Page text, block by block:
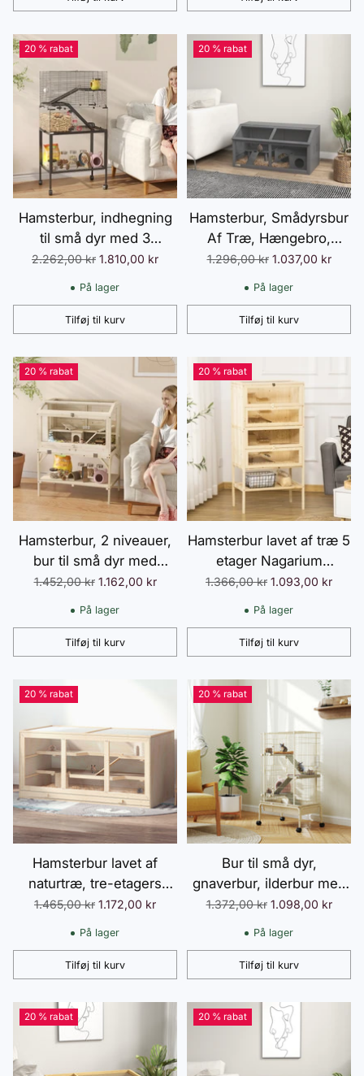
48,5 x 80 cm sort
Antal Antal
20 % rabat
Hamsterbur, indhegning
til små dyr med 3
niveauer, løbehjul, bur,
platforme, ramper,
tilbehør, stål, plastik, sort
Normalpris
2.262,00 kr 1.810,00 kr
På lager
Tilføj til kurv
Antal
20 % rabat
Hamsterbur, Smådyrsbur
Af Træ, Hængebro,
Stiger, Hytte, 84 x 45 x
44 cm, Til
Normalpris
1.296,00 kr 1.037,00 kr
På lager
Tilføj til kurv
Antal
20 % rabat
Hamsterbur, 2 niveauer,
bur til små dyr med
opbevaringsrum, tilbehør,
84 x 53 x 110 cm,
Normalpris
1.452,00 kr 1.162,00 kr
På lager
Tilføj til kurv
Antal
20 % rabat
Hamsterbur lavet af træ 5
etager Nagarium
gnaverbur smådyrsbur
med gitter tagramper,
til hamstere
x 120 cm naturligt træ
Normalpris
1.366,00 kr 1.093,00 kr
På lager
Tilføj til kurv
Antal
20 % rabat
Hamsterbur lavet af
naturtræ, tre-etagers
gnaverbur med trapper,
PVC, 115x57x55cm
Normalpris
1.465,00 kr 1.172,00 kr
På lager
Tilføj til kurv
Antal
20 % rabat
Bur til små dyr,
gnaverbur, ilderbur med
3 ramper, musebur med
udtrækkelig bakke,
med tilbehør til chinchilla,
beige
Normalpris
1.372,00 kr 1.098,00 kr
På lager
Tilføj til kurv
Antal
20 % rabat 20 % rabat